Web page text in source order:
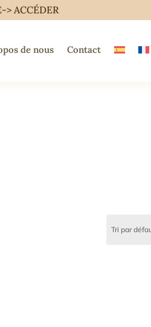
> ACCÉDER
de nous Contact